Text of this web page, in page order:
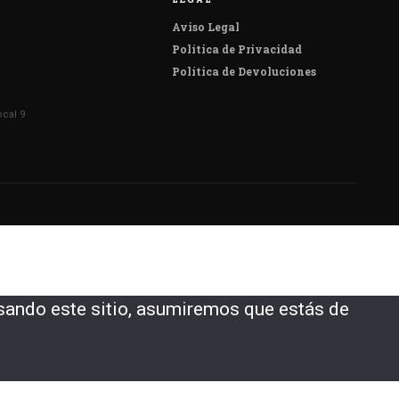
9
Aviso Legal
Política de Privacidad
Política de Devoluciones
este sitio, asumiremos que estás de